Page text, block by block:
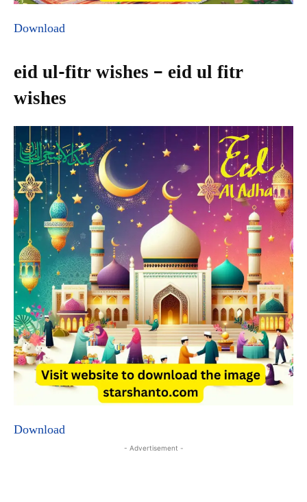
Download
eid ul-fitr wishes – eid ul fitr
wishes
Download
- Advertisement -